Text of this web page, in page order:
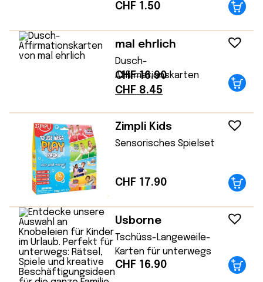
CHF 1.50
mal ehrlich
Dusch-
Affirmationskarten
CHF16.90
Ursprünglicher
CHF 16.90
CHF 8.45
CHF 8.45.
Zimpli Kids
Sensorisches Spielset
CHF 17.90
Usborne
Tschüss-Langeweile-
Karten für unterwegs
CHF 16.90